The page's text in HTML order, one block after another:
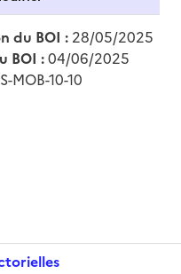
du BOI : 28/05/2025
BOI :04/06/2025
MOB-10-10
format pdf
LinkedIn